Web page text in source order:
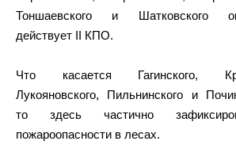
Тоншаевского и Шатковского
действует II КПО.
Что касается Гагинского,
Лукояновского, Пильнинского и
то здесь частично
пожароопасности в лесах.